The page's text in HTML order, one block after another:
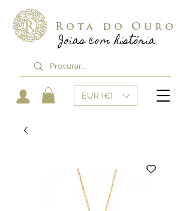
Joias com história
Rota do Ouro
EUR (€)